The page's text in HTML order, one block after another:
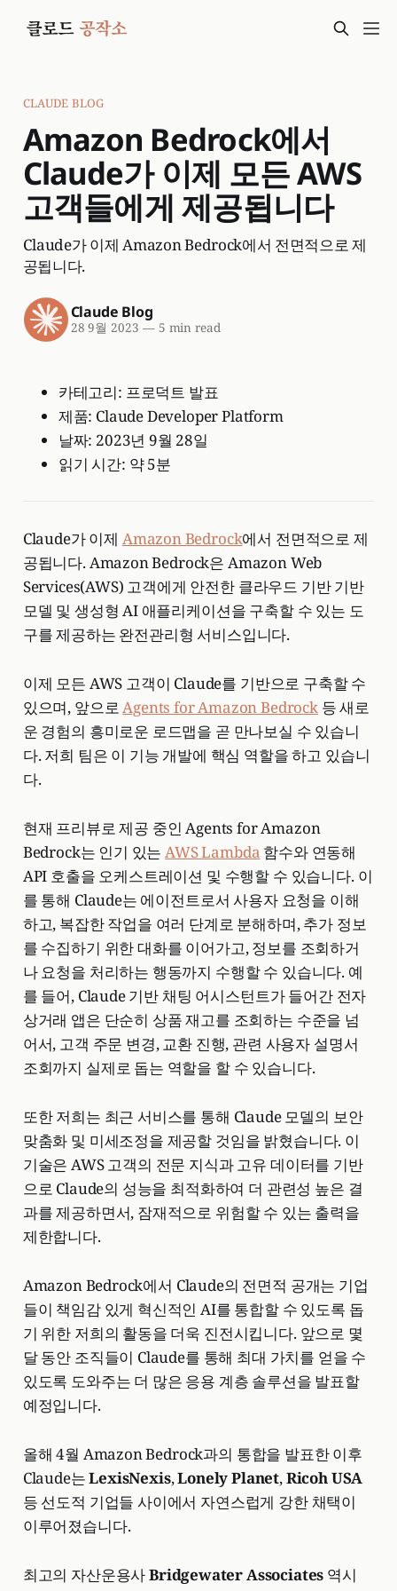
CLAUDE BLOG
Amazon Bedrock에서
Claude가 이제 모든 AWS
고객들에게 제공됩니다
Claude가 이제 Amazon Bedrock에서 전면적으로 제
공됩니다.
Claude Blog
28 9월 2023 —5 min read
카테고리: 프로덕트 발표
제품: Claude Developer Platform
날짜: 2023년 9월 28일
읽기 시간: 약 5분
Claude가 이제 Amazon Bedrock에서 전면적으로 제
공됩니다. Amazon Bedrock은 Amazon Web
Services(AWS) 고객에게 안전한 클라우드 기반 기반
모델 및 생성형 AI 애플리케이션을 구축할 수 있는 도
구를 제공하는 완전관리형 서비스입니다.
이제 모든 AWS 고객이 Claude를 기반으로 구축할 수
있으며, 앞으로Agents for Amazon Bedrock등 새로
운 경험의 흥미로운 로드맵을 곧 만나보실 수 있습니
다. 저희 팀은 이 기능 개발에 핵심 역할을 하고 있습니
다.
현재 프리뷰로 제공 중인 Agents for Amazon
Bedrock는 인기 있는AWS Lambda 함수와 연동해
API 호출을 오케스트레이션 및 수행할 수 있습니다. 이
를 통해 Claude는 에이전트로서 사용자 요청을 이해
하고, 복잡한 작업을 여러 단계로 분해하며, 추가 정보
를 수집하기 위한 대화를 이어가고, 정보를 조회하거
나 요청을 처리하는 행동까지 수행할 수 있습니다. 예
를 들어, Claude 기반 채팅 어시스턴트가 들어간 전자
상거래 앱은 단순히 상품 재고를 조회하는 수준을 넘
어서, 고객 주문 변경, 교환 진행, 관련 사용자 설명서
조회까지 실제로 돕는 역할을 할 수 있습니다.
또한 저희는 최근 서비스를 통해 Claude 모델의 보안
맞춤화 및 미세조정을 제공할 것임을 밝혔습니다. 이
기술은 AWS 고객의 전문 지식과 고유 데이터를 기반
으로 Claude의 성능을 최적화하여 더 관련성 높은 결
과를 제공하면서, 잠재적으로 위험할 수 있는 출력을
제한합니다.
Amazon Bedrock에서 Claude의 전면적 공개는 기업
들이 책임감 있게 혁신적인 AI를 통합할 수 있도록 돕
기 위한 저희의 활동을 더욱 진전시킵니다. 앞으로 몇
달 동안 조직들이 Claude를 통해 최대 가치를 얻을 수
있도록 도와주는 더 많은 응용 계층 솔루션을 발표할
예정입니다.
올해 4월 Amazon Bedrock과의 통합을 발표한 이후
Claude는LexisNexis,Lonely Planet,Ricoh USA
등 선도적 기업들 사이에서 자연스럽게 강한 채택이
이루어졌습니다.
최고의 자산운용사Bridgewater Associates 역시